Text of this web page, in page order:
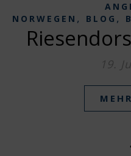
NORWEGEN , BLOG ,
19.